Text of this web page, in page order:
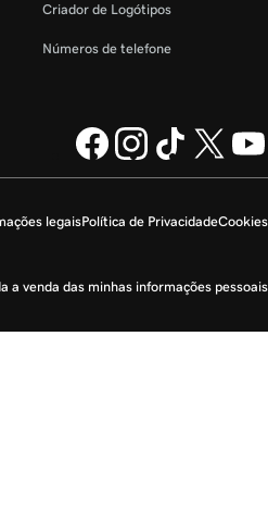
Criador de Logótipos
Números de telefone
legaisPolítica de PrivacidadeCookies
a venda das minhas informações pessoais